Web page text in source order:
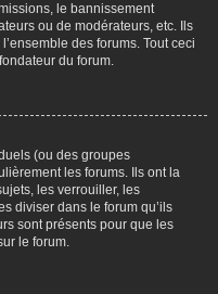
le bannissement
ou de modérateurs, etc. Ils
des forums. Tout ceci
du forum.
(ou des groupes
les forums. Ils ont la
les verrouiller, les
diviser dans le forum qu’ils
sont présents pour que les
le forum.